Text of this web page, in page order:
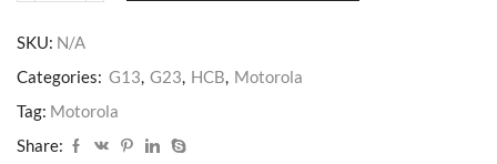
SKU: N/A
Categories: G13, G23, HCB, Motorola
Tag: Motorola
Share: